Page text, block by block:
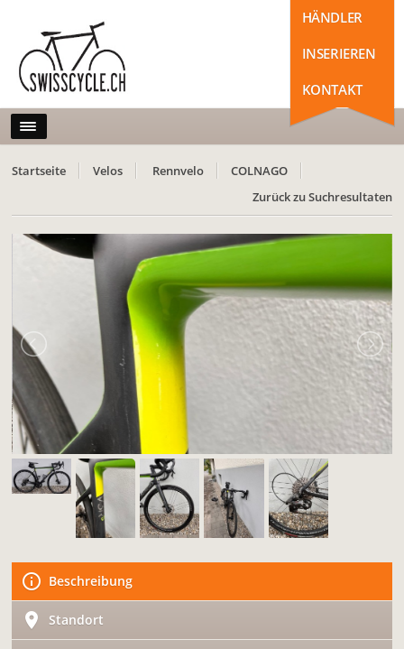
HÄNDLER
INSERIEREN
KONTAKT
Startseite Velos Rennvelo
COLNAGO
Zurück zu Suchresultaten
Beschreibung
Standort